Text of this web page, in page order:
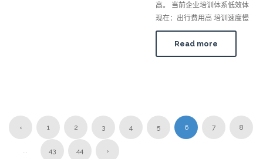
高。 当前企业培训体系低效体
现在：出行费用高 培训速度慢
Read more
‹ 1 2 3 4 5 6 7 8
... 43 44 ›